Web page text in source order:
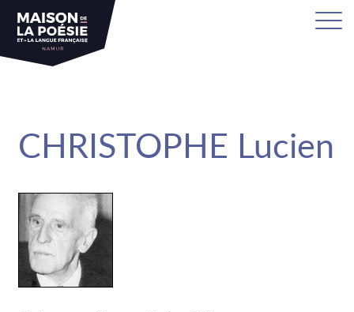
CHRISTOPHE Lucien